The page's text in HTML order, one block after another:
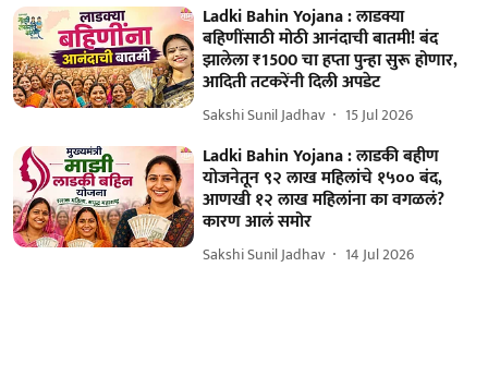
Ladki Bahin Yojana : लाडक्या
बहिणींसाठी मोठी आनंदाची बातमी! बंद
झालेला ₹1500 चा हप्ता पुन्हा सुरू होणार,
आदिती तटकरेंनी दिली अपडेट
Sakshi Sunil Jadhav 15 Jul 2026
Ladki Bahin Yojana : लाडकी बहीण
योजनेतून ९२ लाख महिलांचे १५०० बंद,
आणखी १२ लाख महिलांना का वगळलं?
कारण आलं समोर
Sakshi Sunil Jadhav 14 Jul 2026